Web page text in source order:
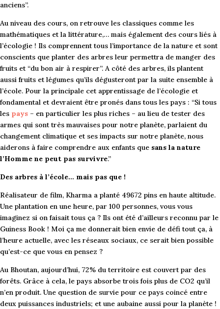
anciens”.
Au niveau des cours, on retrouve les classiques comme les
mathématiques et la littérature,… mais également des cours liés à
l’écologie ! Ils comprennent tous l’importance de la nature et sont
conscients que planter des arbres leur permettra de manger des
fruits et “du bon air à respirer”. A côté des arbres, ils plantent
aussi fruits et légumes qu’ils dégusteront par la suite ensemble à
l’école. Pour la principale cet apprentissage de l’écologie et
fondamental et devraient être pronés dans tous les pays : “Si tous
les pays – en particulier les plus riches – au lieu de tester des
armes qui sont très mauvaises pour notre planète, parlaient du
changement climatique et ses impacts sur notre planète, nous
aiderons à faire comprendre aux enfants que sans la nature
l’Homme ne peut pas survivre.”
Des arbres à l’école… mais pas que !
Réalisateur de film, Kharma a planté 49672 pins en haute altitude.
Une plantation en une heure, par 100 personnes, vous vous
imaginez si on faisait tous ça ? Ils ont été d’ailleurs reconnu par le
Guiness Book ! Moi ça me donnerait bien envie de défi tout ça, à
l’heure actuelle, avec les réseaux sociaux, ce serait bien possible
qu’est-ce que vous en pensez ?
Au Bhoutan, aujourd’hui, 72% du territoire est couvert par des
forêts. Grâce à cela, le pays absorbe trois fois plus de CO2 qu’il
n’en produit. Une question de survie pour ce pays coincé entre
deux puissances industriels; et une aubaine aussi pour la planète !